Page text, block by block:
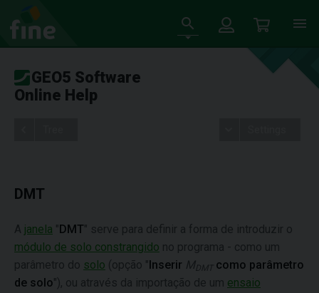
GEO5 Software
Online Help
DMT
A janela "DMT" serve para definir a forma de introduzir o
módulo de solo constrangido no programa - como um
parâmetro do solo (opção "Inserir MDMT como parâmetro
de solo"), ou através da importação de um ensaio